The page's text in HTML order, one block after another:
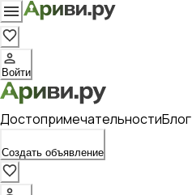
Войти
ДостопримечательностиБлог
Создать объявление